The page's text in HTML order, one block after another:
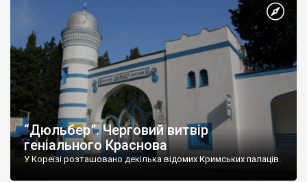
“Дюльбер”. Черговий витвір
геніального Краснова
У Кореїзі розташовано декілька відомих Кримських палаців.